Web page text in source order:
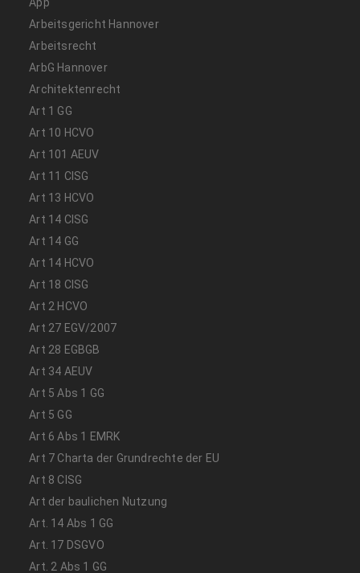
Arbeitsgericht Hannover
Arbeitsrecht
ArbG Hannover
Architektenrecht
Art 1 GG
Art 10 HCVO
Art 101 AEUV
Art 11 CISG
Art 13 HCVO
Art 14 CISG
Art 14 GG
Art 14 HCVO
Art 18 CISG
Art 2 HCVO
Art 27 EGV/2007
Art 28 EGBGB
Art 34 AEUV
Art 5 Abs 1 GG
Art 5 GG
Art 6 Abs 1 EMRK
Art 7 Charta der Grundrechte der EU
Art 8 CISG
Art der baulichen Nutzung
Art. 14 Abs 1 GG
Art. 17 DSGVO
Art. 2 Abs 1 GG